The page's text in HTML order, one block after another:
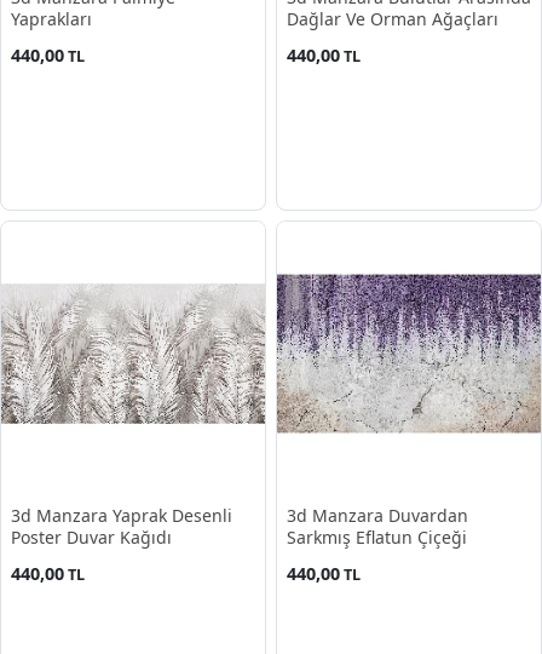
Yaprakları
440,00TL
Dağlar Ve Orman Ağaçları
440,00TL
3d Manzara Yaprak Desenli
Poster Duvar Kağıdı
440,00TL
3d Manzara Duvardan
Sarkmış Eflatun Çiçeği
440,00TL